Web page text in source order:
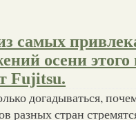
самых
осени этого
Fujitsu.
догадываться,
разных стран